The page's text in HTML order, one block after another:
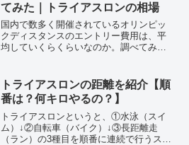
てみた｜トライアスロンの相場
国内で数多く開催されているオリンピッ
クディスタンスのエントリー費用は、平
均していくらくらいなのか。調べてみま
円 ※オリンピックディスタンス／国内
36大会（無作...
トライアスロンの距離を紹介【順
番は？何キロやるの？】
トライアスロンというと、①水泳（スイ
ム）↓②自転車（バイク）↓③長距離走
（ラン）の3種目を順番に連続で行うスポ